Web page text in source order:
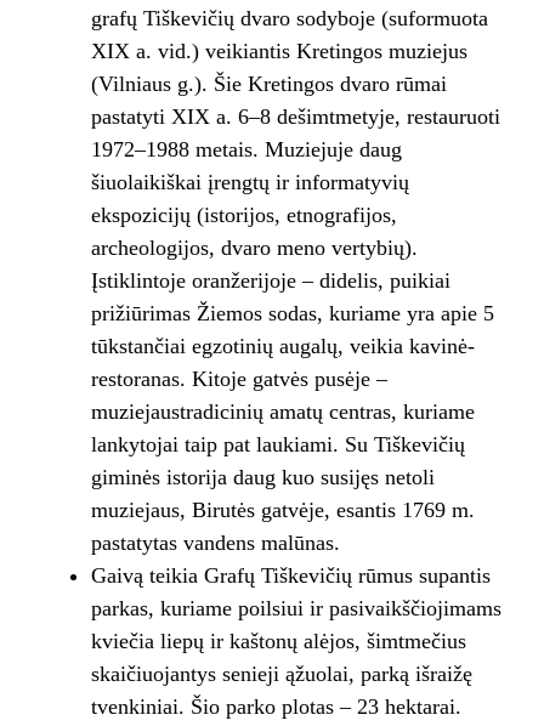
grafų Tiškevičių dvaro sodyboje (suformuota
XIX a. vid.) veikiantis Kretingos muziejus
(Vilniaus g.). Šie Kretingos dvaro rūmai
pastatyti XIX a. 6–8 dešimtmetyje, restauruoti
1972–1988 metais. Muziejuje daug
šiuolaikiškai įrengtų ir informatyvių
ekspozicijų (istorijos, etnografijos,
archeologijos, dvaro meno vertybių).
Įstiklintoje oranžerijoje – didelis, puikiai
prižiūrimas Žiemos sodas, kuriame yra apie 5
tūkstančiai egzotinių augalų, veikia kavinė-
restoranas. Kitoje gatvės pusėje –
muziejaustradicinių amatų centras, kuriame
lankytojai taip pat laukiami. Su Tiškevičių
giminės istorija daug kuo susijęs netoli
muziejaus, Birutės gatvėje, esantis 1769 m.
pastatytas vandens malūnas.
Gaivą teikia Grafų Tiškevičių rūmus supantis
parkas, kuriame poilsiui ir pasivaikščiojimams
kviečia liepų ir kaštonų alėjos, šimtmečius
skaičiuojantys senieji ąžuolai, parką išraižę
tvenkiniai. Šio parko plotas – 23 hektarai.